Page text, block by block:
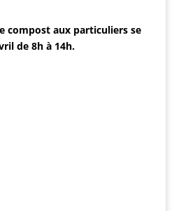
compost aux particuliers se
de 8h à 14h.